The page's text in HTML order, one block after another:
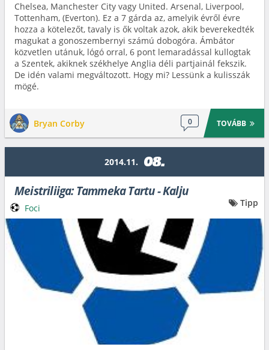
Chelsea, Manchester City vagy United. Arsenal, Liverpool,
Tottenham, (Everton). Ez a 7 gárda az, amelyik évről évre
hozza a kötelezőt, tavaly is ők voltak azok, akik beverekedték
magukat a gonoszembernyi számú dobogóra. Ámbátor
közvetlen utánuk, lógó orral, 6 pont lemaradással kullogtak
a Szentek, akiknek székhelye Anglia déli partjainál fekszik.
De idén valami megváltozott. Hogy mi? Lessünk a kulisszák
mögé.
Bryan Corby 0 TOVÁBB
2014.11. 08.
Meistriliiga: Tammeka Tartu - Kalju
Foci Tipp